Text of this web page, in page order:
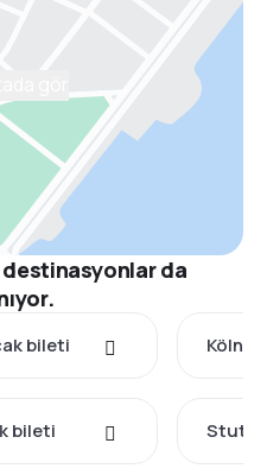
destinasyonlar da
bileti Köln'e
bileti